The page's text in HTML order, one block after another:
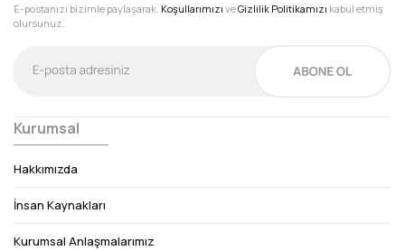
E-postanızı bizimle paylaşarak, Koşullarımızı veGizlilik Politikamızı kabul etmiş
olursunuz.
Kurumsal
Hakkımızda
İnsan Kaynakları
Kurumsal Anlaşmalarımız